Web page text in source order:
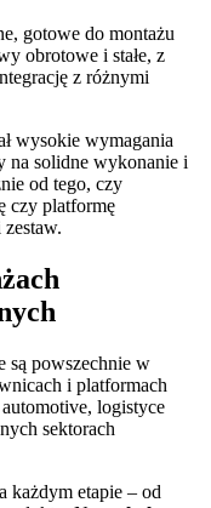
gotowe do montażu
obrotowe i stałe, z
z różnymi
wysokie wymagania
na solidne wykonanie i
od tego, czy
czy platformę
są powszechnie w
i platformach
logistyce
sektorach
każdym etapie – od